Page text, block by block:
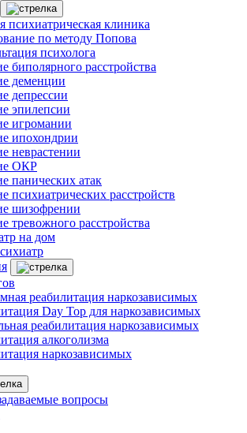
психиатрическая клиника
по методу Попова
психолога
биполярного расстройства
деменции
депрессии
эпилепсии
игромании
ипохондрии
неврастении
ОКР
панических атак
психиатрических расстройств
шизофрении
тревожного расстройства
на дом
реабилитация наркозависимых
Day Top для наркозависимых
реабилитация наркозависимых
алкоголизма
наркозависимых
вопросы